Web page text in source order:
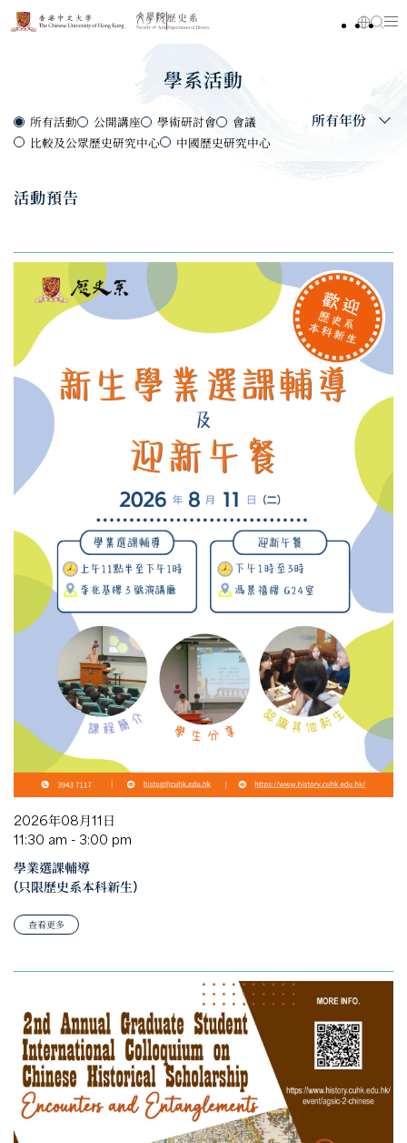
學系活動
所有活動 公開講座 學術研討會
會議
比較及公眾歷史研究中心
中國歷史研究中心
所有年份
活動預告
2026年08月11日
11:30 am - 3:00 pm
學業選課輔導
(只限歷史系本科新生)
查看更多